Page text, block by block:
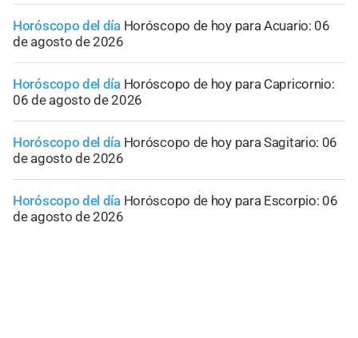
Horóscopo del día Horóscopo de hoy para Acuario: 06
de agosto de 2026
Horóscopo del día Horóscopo de hoy para Capricornio:
06 de agosto de 2026
Horóscopo del día Horóscopo de hoy para Sagitario: 06
de agosto de 2026
Horóscopo del día Horóscopo de hoy para Escorpio: 06
de agosto de 2026